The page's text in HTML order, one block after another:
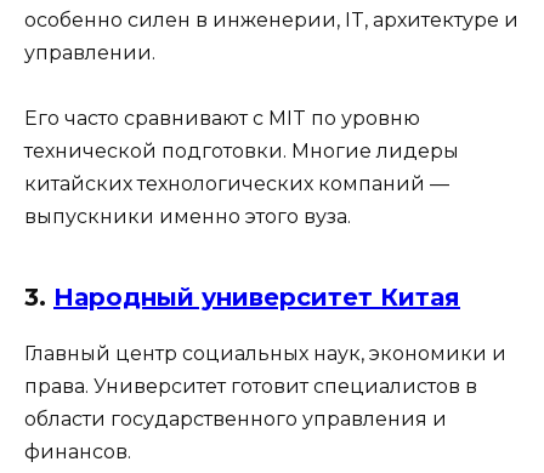
особенно силен в инженерии, IT, архитектуре и
управлении.
Его часто сравнивают с MIT по уровню
технической подготовки. Многие лидеры
китайских технологических компаний —
выпускники именно этого вуза.
3. Народный университет Китая
Главный центр социальных наук, экономики и
права. Университет готовит специалистов в
области государственного управления и
финансов.